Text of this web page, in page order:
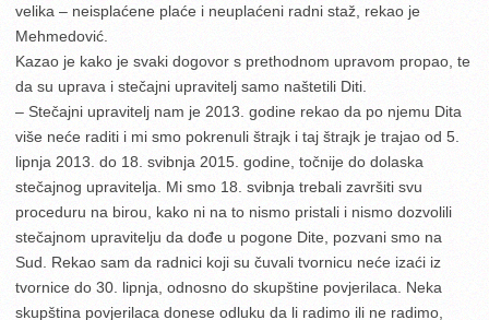
velika – neisplaćene plaće i neuplaćeni radni staž, rekao je
Mehmedović.
Kazao je kako je svaki dogovor s prethodnom upravom propao, te
da su uprava i stečajni upravitelj samo naštetili Diti.
– Stečajni upravitelj nam je 2013. godine rekao da po njemu Dita
više neće raditi i mi smo pokrenuli štrajk i taj štrajk je trajao od 5.
lipnja 2013. do 18. svibnja 2015. godine, točnije do dolaska
stečajnog upravitelja. Mi smo 18. svibnja trebali završiti svu
proceduru na birou, kako ni na to nismo pristali i nismo dozvolili
stečajnom upravitelju da dođe u pogone Dite, pozvani smo na
Sud. Rekao sam da radnici koji su čuvali tvornicu neće izaći iz
tvornice do 30. lipnja, odnosno do skupštine povjerilaca. Neka
skupština povjerilaca donese odluku da li radimo ili ne radimo,